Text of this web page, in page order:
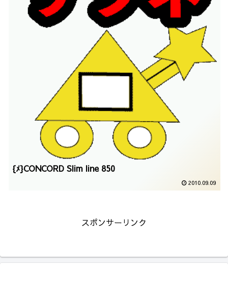
{ﾒ}CONCORD Slim line 850
2010.09.09
スポンサーリンク